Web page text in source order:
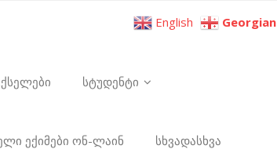
სტუდენტი
ექიმები ონ-ლაინ სხვადასხვა
English Georgian